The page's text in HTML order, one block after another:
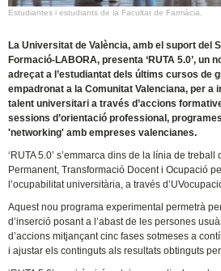
Estudiantes i estudiants de la Facultat de Farmàcia.
La Universitat de València, amb el suport del
Formació-LABORA, presenta ‘RUTA 5.0’, un
adreçat a l’estudiantat dels últims cursos de
empadronat a la Comunitat Valenciana, per a
talent universitari a través d’accions
sessions d’orientació professional,
'networking' amb empreses valencianes.
‘RUTA 5.0’ s’emmarca dins de la línia de
Permanent, Transformació Docent i Ocupació
l’ocupabilitat universitària, a través
Aquest nou programa experimental permetrà
d’inserció posant a l’abast de les persones
d’accions mitjançant cinc fases sotmeses a
i ajustar els continguts als resultats obtinguts